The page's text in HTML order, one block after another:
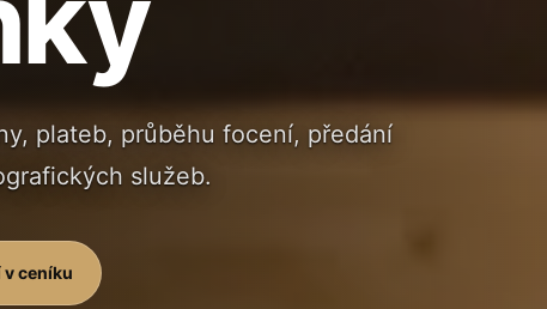
plateb, průběhu focení, předání
služeb.
ceníku